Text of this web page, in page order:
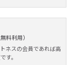
料利用）
ネスの会員であれば高
す。